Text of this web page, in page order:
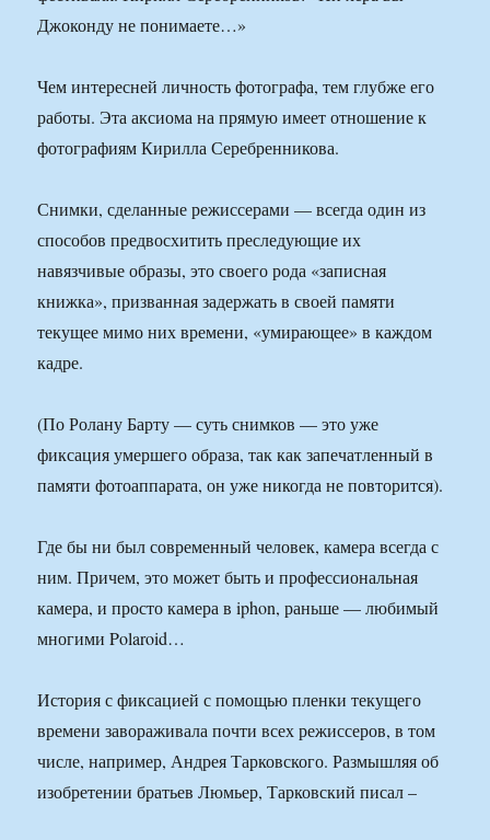
Джоконду не понимаете…»
Чем интересней личность фотографа, тем глубже его
работы. Эта аксиома на прямую имеет отношение к
фотографиям Кирилла Серебренникова.
Снимки, сделанные режиссерами — всегда один из
способов предвосхитить преследующие их
навязчивые образы, это своего рода «записная
книжка», призванная задержать в своей памяти
текущее мимо них времени, «умирающее» в каждом
кадре.
(По Ролану Барту — суть снимков — это уже
фиксация умершего образа, так как запечатленный в
памяти фотоаппарата, он уже никогда не повторится).
Где бы ни был современный человек, камера всегда с
ним. Причем, это может быть и профессиональная
камера, и просто камера в iphon, раньше — любимый
многими Polaroid…
История с фиксацией с помощью пленки текущего
времени завораживала почти всех режиссеров, в том
числе, например, Андрея Тарковского. Размышляя об
изобретении братьев Люмьер, Тарковский писал –